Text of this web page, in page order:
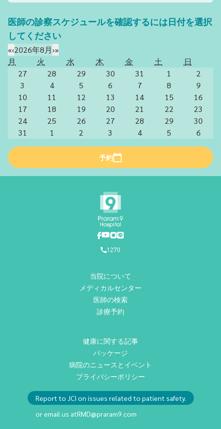
医師の診察スケジュールを確認するには日付を選択
してください
«‹2026年8月›»
月
火 水 木 金 土
日
27
28 29 30 31 1
2
3
4 5 6 7 8
9
10
11 12 13 14 15
16
17
18 19 20 21 22
23
24
25 26 27 28 29
30
31
1 2 3 4 5 6
予約
1270
当院について
メディカルセンター
医師の検索
診療予約
健康に関する記事
パッケージ
病院のニュースとイベント
プライバシーポリシー
Report to JCI on issues related to patient safety.
or email us atRMD@praram9.com